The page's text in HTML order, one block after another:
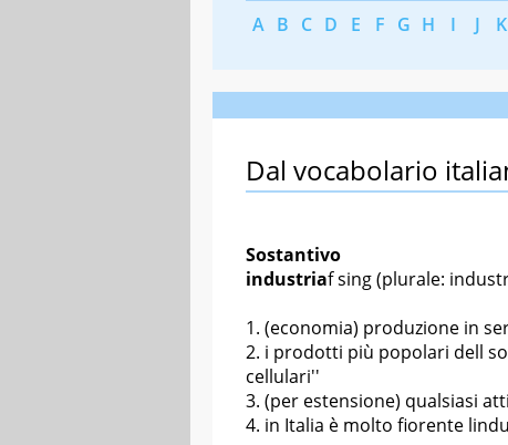
A B C D E F G H I J K
Dal vocabolario
Sostantivo
industriaf sing(plurale:
(economia) produzione in
i prodotti più popolari dell
cellulari''
(per estensione) qualsiasi
in Italia è molto fiorente l